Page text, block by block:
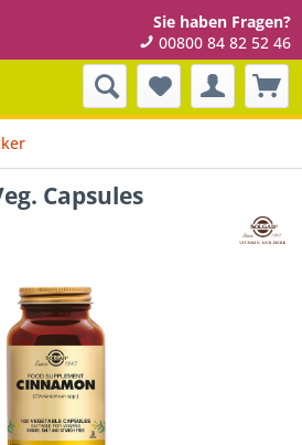
Sie haben Fragen?
00800 84 82 52 46
Capsules